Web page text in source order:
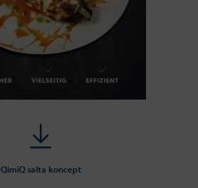
QimiQ salta koncept